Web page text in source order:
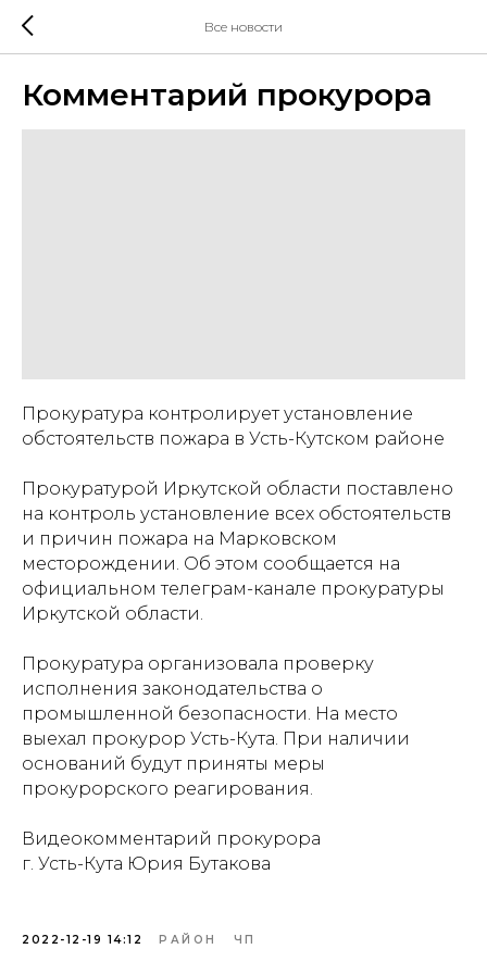
Все новости
Комментарий прокурора
Прокуратура контролирует установление
обстоятельств пожара в Усть-Кутском районе
Прокуратурой Иркутской области поставлено
на контроль установление всех обстоятельств
и причин пожара на Марковском
месторождении. Об этом сообщается на
официальном телеграм-канале прокуратуры
Иркутской области.
Прокуратура организовала проверку
исполнения законодательства о
промышленной безопасности. На место
выехал прокурор Усть-Кута. При наличии
оснований будут приняты меры
прокурорского реагирования.
Видеокомментарий прокурора
г. Усть-Кута Юрия Бутакова
2022-12-19 14:12 РАЙОН ЧП